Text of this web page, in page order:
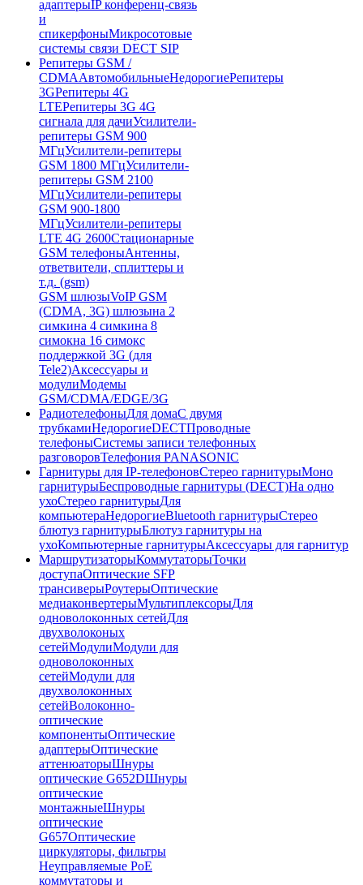
адаптерыIP конференц-связь
и
спикерфоныМикросотовые
системы связи DECT SIP
Репитеры GSM /
CDMAАвтомобильныеНедорогиеРепитеры
3GРепитеры 4G
LTEРепитеры 3G 4G
сигнала для дачиУсилители-
репитеры GSM 900
МГцУсилители-репитеры
GSM 1800 МГцУсилители-
репитеры GSM 2100
МГцУсилители-репитеры
GSM 900-1800
МГцУсилители-репитеры
LTE 4G 2600Стационарные
GSM телефоныАнтенны,
ответвители, сплиттеры и
т.д. (gsm)
GSM шлюзыVoIP GSM
(CDMA, 3G) шлюзына 2
симкина 4 симкина 8
симокна 16 симокс
поддержкой 3G (для
Tele2)Аксессуары и
модулиМодемы
GSM/CDMA/EDGE/3G
РадиотелефоныДля домаС двумя
трубкамиНедорогиеDECTПроводные
телефоныСистемы записи телефонных
разговоровТелефония PANASONIC
Гарнитуры для IP-телефоновСтерео гарнитурыМоно
гарнитурыБеспроводные гарнитуры (DECT)На одно
ухоСтерео гарнитурыДля
компьютераНедорогиеBluetooth гарнитурыСтерео
блютуз гарнитурыБлютуз гарнитуры на
ухоКомпьютерные гарнитурыАксессуары для гарнитур
МаршрутизаторыКоммутаторыТочки
доступаОптические SFP
трансиверыРоутерыОптические
медиаконвертерыМультиплексорыДля
одноволоконных сетейДля
двухволоконых
сетейМодулиМодули для
одноволоконных
сетейМодули для
двухволоконных
сетейВолоконно-
оптические
компонентыОптические
адаптерыОптические
аттенюаторыШнуры
оптические G652DШнуры
оптические
монтажныеШнуры
оптические
G657Оптические
циркуляторы, фильтры
Неуправляемые PoE
коммутаторы и